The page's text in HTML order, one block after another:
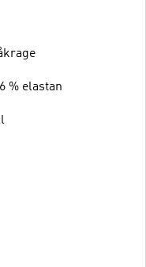
% elastan